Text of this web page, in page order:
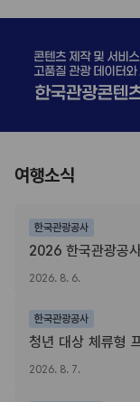
여행소식
한국관광공사
2026 한국관광공
2026. 8. 6.
한국관광공사
청년 대상 체류형
2026. 8. 7.